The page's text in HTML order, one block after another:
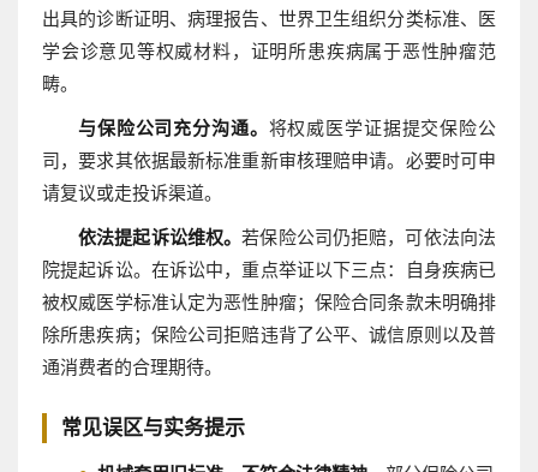
出具的诊断证明、病理报告、世界卫生组织分类标准、医
学会诊意见等权威材料，证明所患疾病属于恶性肿瘤范
畴。
与保险公司充分沟通。 将权威医学证据提交保险公
司，要求其依据最新标准重新审核理赔申请。必要时可申
请复议或走投诉渠道。
依法提起诉讼维权。若保险公司仍拒赔，可依法向法
院提起诉讼。在诉讼中，重点举证以下三点：自身疾病已
被权威医学标准认定为恶性肿瘤；保险合同条款未明确排
除所患疾病；保险公司拒赔违背了公平、诚信原则以及普
通消费者的合理期待。
常见误区与实务提示